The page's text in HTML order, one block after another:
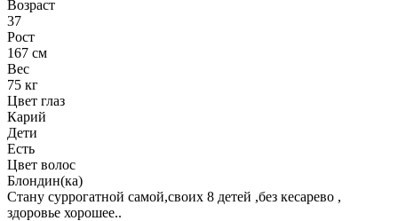
Возраст
37
Рост
167 см
Вес
75 кг
Цвет глаз
Карий
Дети
Есть
Цвет волос
Блондин(ка)
Стану суррогатной самой,своих 8 детей ,без кесарево ,
здоровье хорошее..